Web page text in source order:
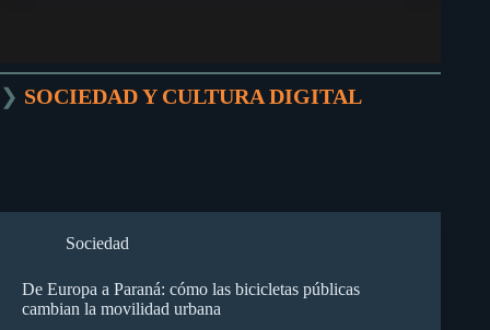
❯ SOCIEDAD Y CULTURA DIGITAL
Sociedad
De Europa a Paraná: cómo las bicicletas públicas
cambian la movilidad urbana